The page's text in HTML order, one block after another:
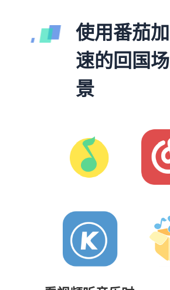
使用番茄加
速的回国场
景